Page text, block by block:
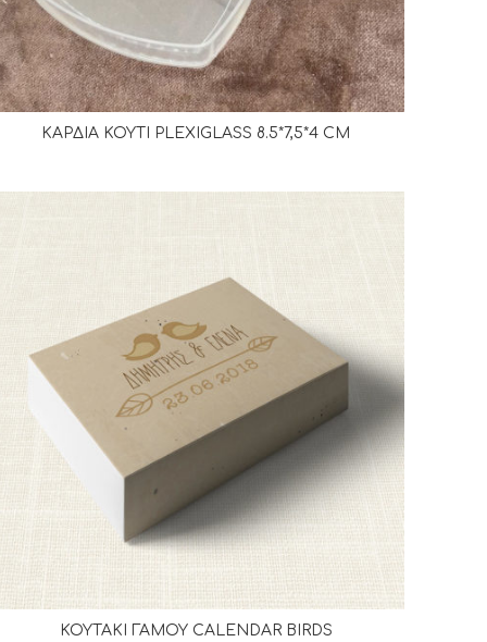
ΔΙΑΒΆΣΤΕ ΠΕΡΙΣΣΌΤΕΡΑ
ΚΑΡΔΙΑ ΚΟΥΤΙ PLEXIGLASS 8.5*7,5*4 CM
ΔΙΑΒΆΣΤΕ ΠΕΡΙΣΣΌΤΕΡΑ
ΚΟΥΤΑΚΙ ΓΑΜΟΥ CALENDAR BIRDS